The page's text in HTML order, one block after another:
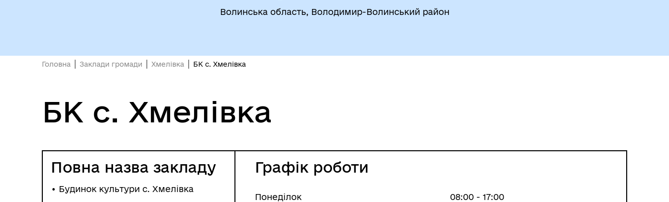
Волинська область, Володимир-Волинський район
Головна Заклади громади Хмелівка БК с. Хмелівка
БК с. Хмелівка
Графік роботи
Понеділок 08:00 - 17:00
Повна назва закладу
• Будинок культури с. Хмелівка